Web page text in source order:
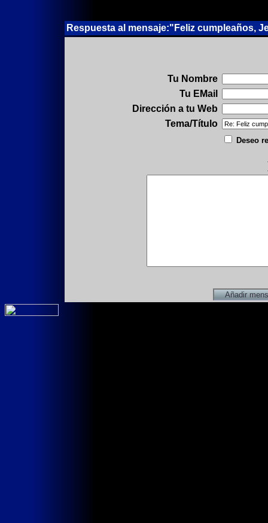
Respuesta al mensaje:"Feliz cumpleaños,
Tu Nombre
Tu EMail
Dirección a tu Web
Tema/Título
Deseo